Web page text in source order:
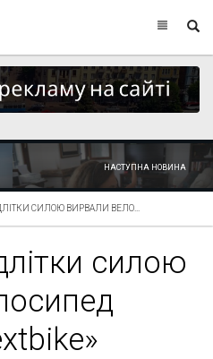
НАСТУПНА НОВИНА
СИЛОЮ ВИРВАЛИ ВЕЛО...
силою